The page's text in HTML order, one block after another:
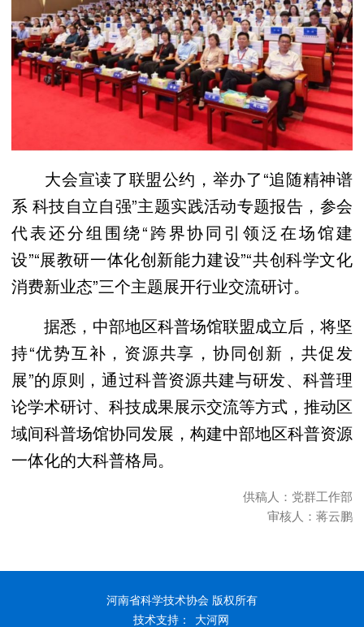
大会宣读了联盟公约，举办了“追随精神谱
系 科技自立自强”主题实践活动专题报告，参会
代表还分组围绕“跨界协同引领泛在场馆建
设”“展教研一体化创新能力建设”“共创科学文化
消费新业态”三个主题展开行业交流研讨。
据悉，中部地区科普场馆联盟成立后，将坚
持“优势互补，资源共享，协同创新，共促发
展”的原则，通过科普资源共建与研发、科普理
论学术研讨、科技成果展示交流等方式，推动区
域间科普场馆协同发展，构建中部地区科普资源
一体化的大科普格局。
供稿人：党群工作部
审核人：蒋云鹏
河南省科学技术协会 版权所有
技术支持：
大河网